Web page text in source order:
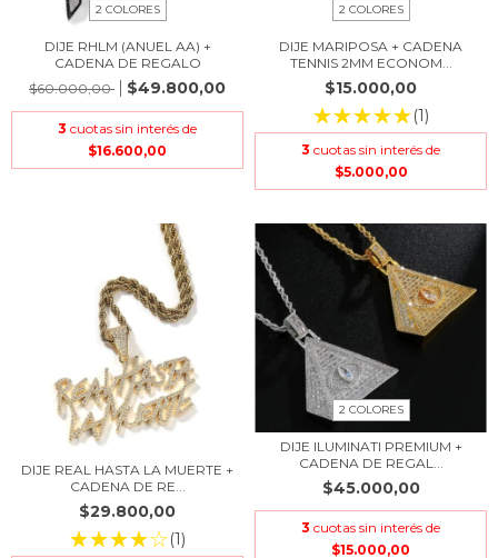
2 COLORES
DIJE RHLM (ANUEL AA) +
CADENA DE REGALO
$60.000,00
$49.800,00
3 cuotas sin interés de
$16.600,00
2 COLORES
DIJE MARIPOSA + CADENA
TENNIS 2MM ECONOM...
$15.000,00
(1)
3 cuotas sin interés de
$5.000,00
DIJE REAL HASTA LA MUERTE +
CADENA DE RE...
$29.800,00
(1)
2 COLORES
DIJE ILUMINATI PREMIUM +
CADENA DE REGAL...
$45.000,00
3 cuotas sin interés de
$15.000,00